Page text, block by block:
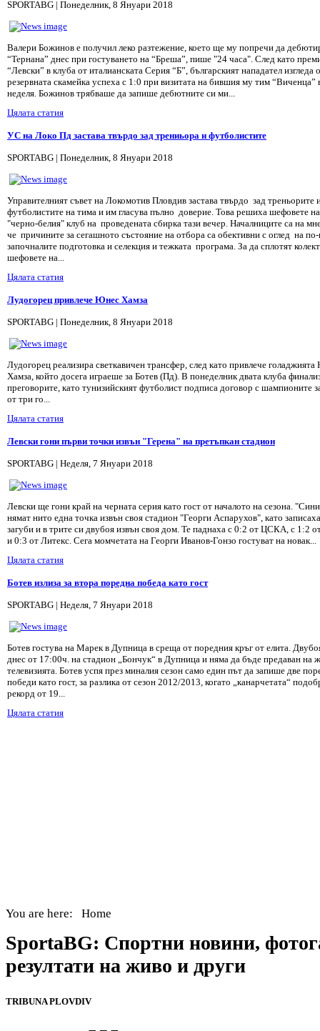
SPORTABG | Понеделник, 8 Януари 2018
Валери Божинов е получил леко разтежение, което ще му попречи да
“Тернана” днес при гостуването на “Бреша”, пише "24 часа". След като
“Левски” в клуба от италианската Серия “Б”, българският нападател изгледа
резервната скамейка успеха с 1:0 при визитата на бившия му тим “Виченца”
неделя. Божинов трябваше да запише дебютните си ми...
Цялата статия
УС на Локо Пд застава твърдо зад трениьора и футболистите
SPORTABG | Понеделник, 8 Януари 2018
Управителният съвет на Локомотив Пловдив застава твърдо зад треньорите
футболистите на тима и им гласува пълно доверие. Това решиха шефовете на
"черно-белия" клуб на проведената сбирка тази вечер. Началниците са на
че причините за сегашното състояние на отбора са обективни с оглед на
започналите подготовка и селекция и тежката програма. За да сплотят
шефовете на...
Цялата статия
Лудогорец привлече Юнес Хамза
SPORTABG | Понеделник, 8 Януари 2018
Лудогорец реализира светкавичен трансфер, след като привлече
Хамза, който досега играеше за Ботев (Пд). В понеделник двата клуба
преговорите, като тунизийският футболист подписа договор с шампионите
от три го...
Цялата статия
Левски гони първи точки извън "Герена" на претъпкан стадион
SPORTABG | Неделя, 7 Януари 2018
Левски ще гони край на черната серия като гост от началото на сезона.
нямат нито една точка извън своя стадион "Георги Аспарухов", като
загуби и в трите си двубоя извън своя дом. Те паднаха с 0:2 от ЦСКА, с 1:2
и 0:3 от Литекс. Сега момчетата на Георги Иванов-Гонзо гостуват на новак...
Цялата статия
Ботев излиза за втора поредна победа като гост
SPORTABG | Неделя, 7 Януари 2018
Ботев гостува на Марек в Дупница в среща от поредния кръг от елита.
днес от 17:00ч. на стадион „Бончук“ в Дупница и няма да бъде предаван на
телевизията. Ботев успя през миналия сезон само един път да запише две
победи като гост, за разлика от сезон 2012/2013, когато „канарчетата“
рекорд от 19...
Цялата статия
You are here: Home
SportaBG: Спортни новини,
резултати на живо и други
TRIBUNA PLOVDIV